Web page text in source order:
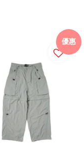
優惠